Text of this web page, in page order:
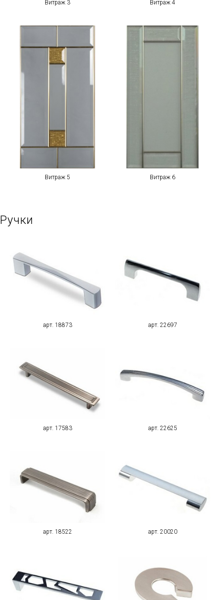
Витраж 3 Витраж 4
Витраж 5 Витраж 6
Ручки
арт. 18873 арт. 22697
арт. 17583 арт. 22625
арт. 18522 арт. 20020